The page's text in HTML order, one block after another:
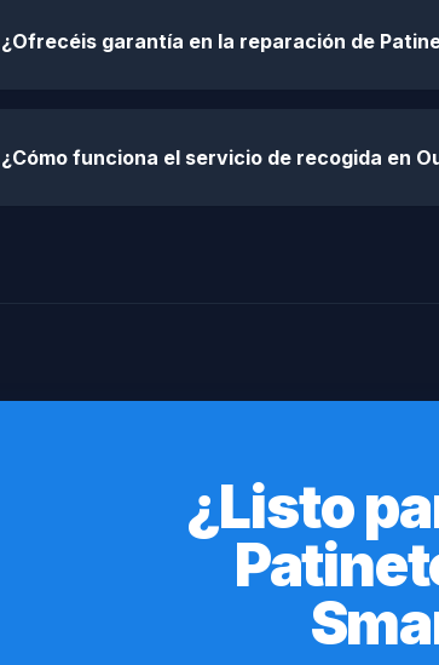
¿Ofrecéis garantía en la reparación de
¿Cómo funciona el servicio de recogida en
¿Listo